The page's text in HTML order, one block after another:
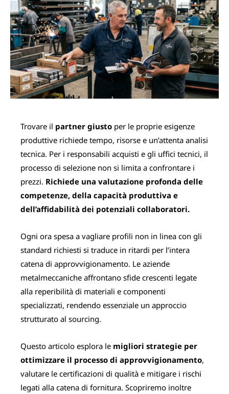
Trovare il partner giusto per le proprie esigenze
produttive richiede tempo, risorse e un’attenta analisi
tecnica. Per i responsabili acquisti e gli uffici tecnici, il
processo di selezione non si limita a confrontare i
prezzi. Richiede una valutazione profonda delle
competenze, della capacità produttiva e
dell’affidabilità dei potenziali collaboratori.
Ogni ora spesa a vagliare profili non in linea con gli
standard richiesti si traduce in ritardi per l’intera
catena di approvvigionamento. Le aziende
metalmeccaniche affrontano sfide crescenti legate
alla reperibilità di materiali e componenti
specializzati, rendendo essenziale un approccio
strutturato al sourcing.
Questo articolo esplora le migliori strategie per
ottimizzare il processo di approvvigionamento,
valutare le certificazioni di qualità e mitigare i rischi
legati alla catena di fornitura. Scopriremo inoltre